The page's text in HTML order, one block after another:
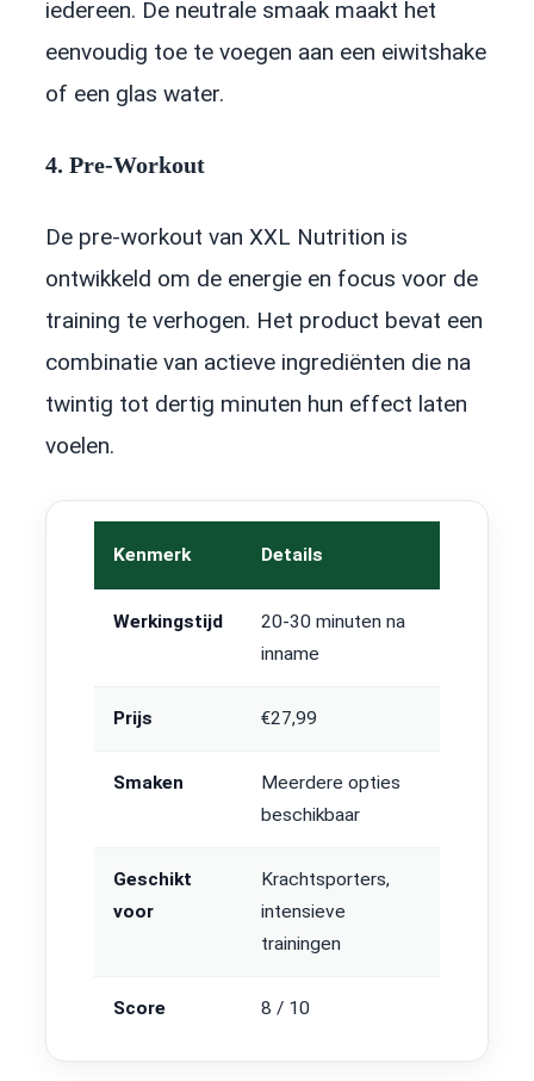
iedereen. De neutrale smaak maakt het
eenvoudig toe te voegen aan een eiwitshake
of een glas water.
4. Pre-Workout
De pre-workout van XXL Nutrition is
ontwikkeld om de energie en focus voor de
training te verhogen. Het product bevat een
combinatie van actieve ingrediënten die na
twintig tot dertig minuten hun effect laten
voelen.
Kenmerk Details
Werkingstijd
20-30 minuten na
inname
Prijs €27,99
Smaken
Meerdere opties
beschikbaar
Geschikt
voor
Krachtsporters,
intensieve
trainingen
Score 8 / 10